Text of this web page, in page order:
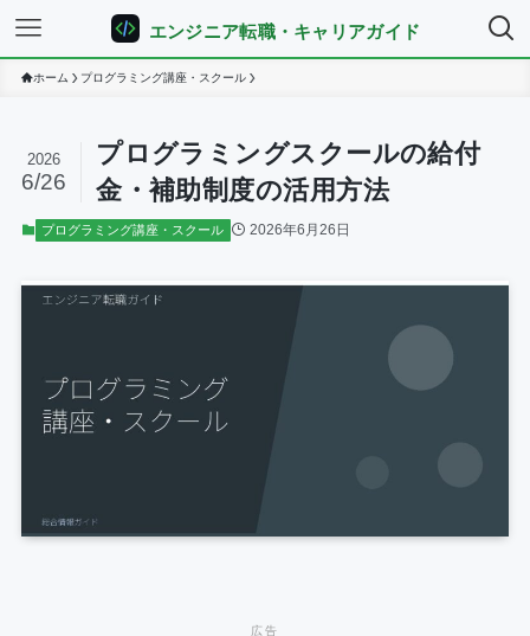
エンジニア転職・キャリアガイド
ホーム プログラミング講座・スクール
プログラミングスクールの給付
金・補助制度の活用方法
2026
6/26
プログラミング講座・スクール 2026年6月26日